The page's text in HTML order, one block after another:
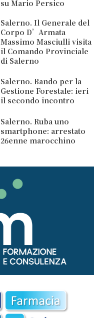
su Mario Persico
Salerno. Il Generale del
Corpo D’Armata
Massimo Masciulli visita
il Comando Provinciale
di Salerno
Salerno. Bando per la
Gestione Forestale: ieri
il secondo incontro
Salerno. Ruba uno
smartphone: arrestato
26enne marocchino